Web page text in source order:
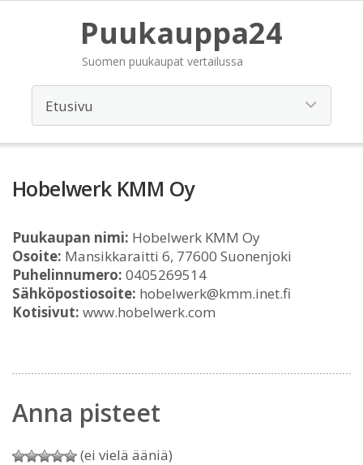
Puukauppa24
Suomen puukaupat vertailussa
Hobelwerk KMM Oy
Puukaupan nimi: Hobelwerk KMM Oy
Osoite: Mansikkaraitti 6, 77600 Suonenjoki
Puhelinnumero: 0405269514
Sähköpostiosoite: hobelwerk@kmm.inet.fi
Kotisivut: www.hobelwerk.com
Anna pisteet
(ei vielä ääniä)